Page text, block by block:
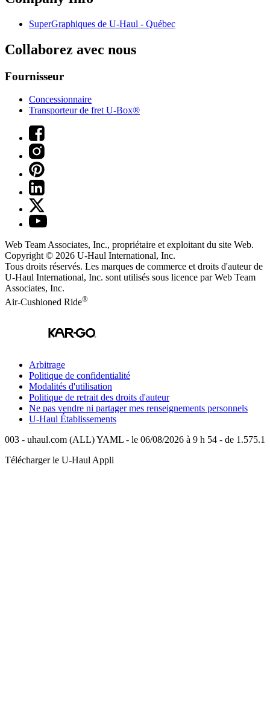
SuperGraphiques de U-Haul - Québec
Collaborez avec nous
Fournisseur
Concessionnaire
Transporteur de fret U-Box®
Web Team Associates, Inc., propriétaire et exploitant du site Web.
Copyright © 2026 U-Haul International, Inc.
Tous droits réservés. Les marques de commerce et droits d'auteur de
U-Haul International, Inc. sont utilisés sous licence par Web Team
Associates, Inc.
Air-Cushioned Ride®
Arbitrage
Politique de confidentialité
Modalités d'utilisation
Politique de retrait des droits d'auteur
Ne pas vendre ni partager mes renseignements personnels
U-Haul Établissements
003 - uhaul.com (ALL) YAML - le 06/08/2026 à 9 h 54 - de 1.575.1
Télécharger le U-Haul Appli